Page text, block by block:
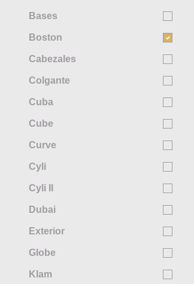
Bases
Boston
Cabezales
Colgante
Cuba
Cube
Curve
Cyli
Cyli II
Dubai
Exterior
Globe
Klam